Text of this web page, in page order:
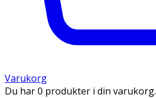
Varukorg
Du har 0 produkter i din varukorg.